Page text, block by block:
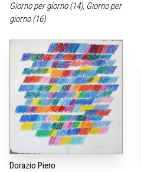
Giorno per giorno (14), Giorno per
giorno (16)
Dorazio Piero